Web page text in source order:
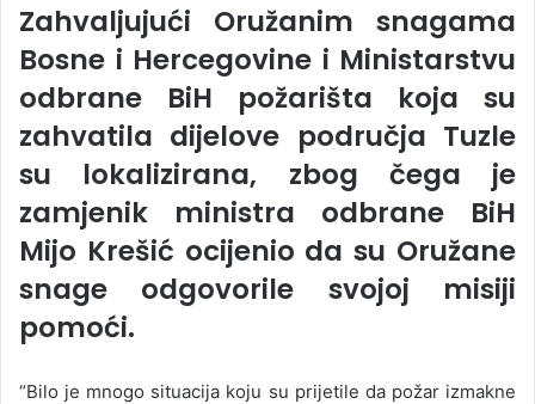
Zahvaljujući Oružanim snagama
Bosne i Hercegovine i Ministarstvu
odbrane BiH požarišta koja su
zahvatila dijelove područja Tuzle
su lokalizirana, zbog čega je
zamjenik ministra odbrane BiH
Mijo Krešić ocijenio da su Oružane
snage odgovorile svojoj misiji
pomoći.
“Bilo je mnogo situacija koju su prijetile da požar izmakne